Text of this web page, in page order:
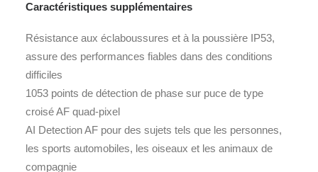
Caractéristiques supplémentaires
Résistance aux éclaboussures et à la poussière IP53,
assure des performances fiables dans des conditions
difficiles
1053 points de détection de phase sur puce de type
croisé AF quad-pixel
AI Detection AF pour des sujets tels que les personnes,
les sports automobiles, les oiseaux et les animaux de
compagnie